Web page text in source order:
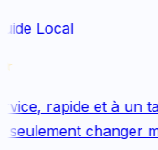
Local
rapide et à un
changer